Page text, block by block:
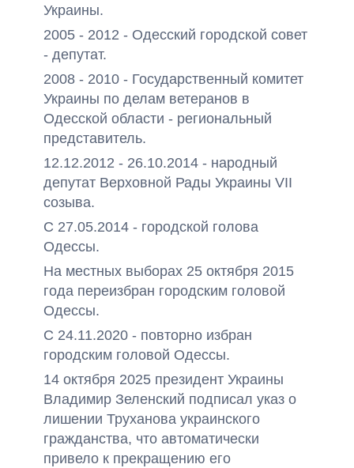
Украины.
2005 - 2012 - Одесский городской совет
- депутат.
2008 - 2010 - Государственный комитет
Украины по делам ветеранов в
Одесской области - региональный
представитель.
12.12.2012 - 26.10.2014 - народный
депутат Верховной Рады Украины VII
созыва.
С 27.05.2014 - городской голова
Одессы.
На местных выборах 25 октября 2015
года переизбран городским головой
Одессы.
С 24.11.2020 - повторно избран
городским головой Одессы.
14 октября 2025 президент Украины
Владимир Зеленский подписал указ о
лишении Труханова украинского
гражданства, что автоматически
привело к прекращению его